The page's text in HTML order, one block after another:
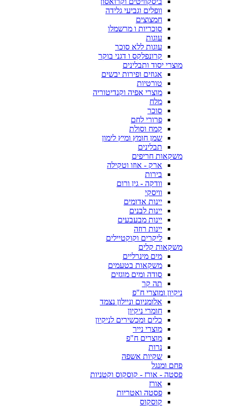
וופלים וגביעי גלידה
חמצוצים
סוכריות ו מרשמלו
עוגות
עוגות ללא סוכר
קרונפלקס ו דגני בוקר
מוצרי יסוד ותבלינים
אגוזים ופירות יבשים
טורטיות
מוצרי אפיה וקנדיטוריה
מלח
סוכר
פרורי לחם
קמח וסולת
שמן חומץ ומיץ לימון
תבלינים
משקאות חריפים
ארק - אוזו וטקילה
בירות
וודקה - גין ורום
וויסקי
יינות אדומים
יינות לבנים
יינות מבעבעים
יינות רוזה
ליקרים וקוקטיילים
משקאות קלים
מים מינרליים
משקאות בטעמים
סודה ומים מוגזים
תה קר
ניקיון ומוצרי ח"פ
אלומניום וניילון נצמד
חומרי ניקיון
כלים ומכשירים לניקיון
מוצרי נייר
מוצרים ח"פ
נרות
שקיות אשפה
פחם ומנגל
פסטה - אורז - קוסקוס וקטניות
אורז
פסטה ואטריות
קוסקוס